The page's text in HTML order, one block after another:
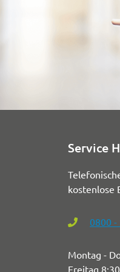
Service
kostenlose
0800 -
Montag -
Freitag